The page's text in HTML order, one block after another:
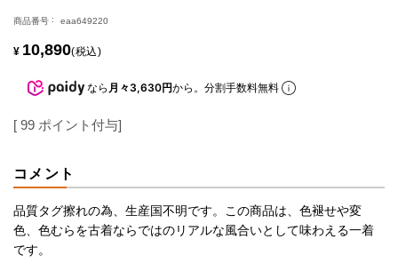
商品番号 eaa649220
¥ 10,890 税込
なら 月々3,630円から。分割手数料無料
[ 99 ポイント付与]
コメント
品質タグ擦れの為、生産国不明です。この商品は、色褪せや変
色、色むらを古着ならではのリアルな風合いとして味わえる一着
です。